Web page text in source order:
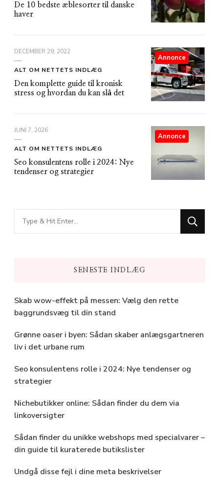
De 10 bedste æblesorter til danske
haver
DECEMBER 29, 2022
ALT OM NETTETS INDLÆG
Den komplette guide til kronisk
stress og hvordan du kan slå det
Annonce
JUNI 7, 2026
ALT OM NETTETS INDLÆG
Seo konsulentens rolle i 2024: Nye
tendenser og strategier
Annonce
Looking
for
SENESTE INDLÆG
Skab wow-effekt på messen: Vælg den rette
baggrundsvæg til din stand
Grønne oaser i byen: Sådan skaber anlægsgartneren
liv i det urbane rum
Seo konsulentens rolle i 2024: Nye tendenser og
strategier
Nichebutikker online: Sådan finder du dem via
linkoversigter
Sådan finder du unikke webshops med specialvarer –
din guide til kuraterede butikslister
Undgå disse fejl i dine meta beskrivelser